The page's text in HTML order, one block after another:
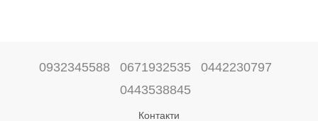
0932345588 0671932535
0442230797
0443538845
Контакти